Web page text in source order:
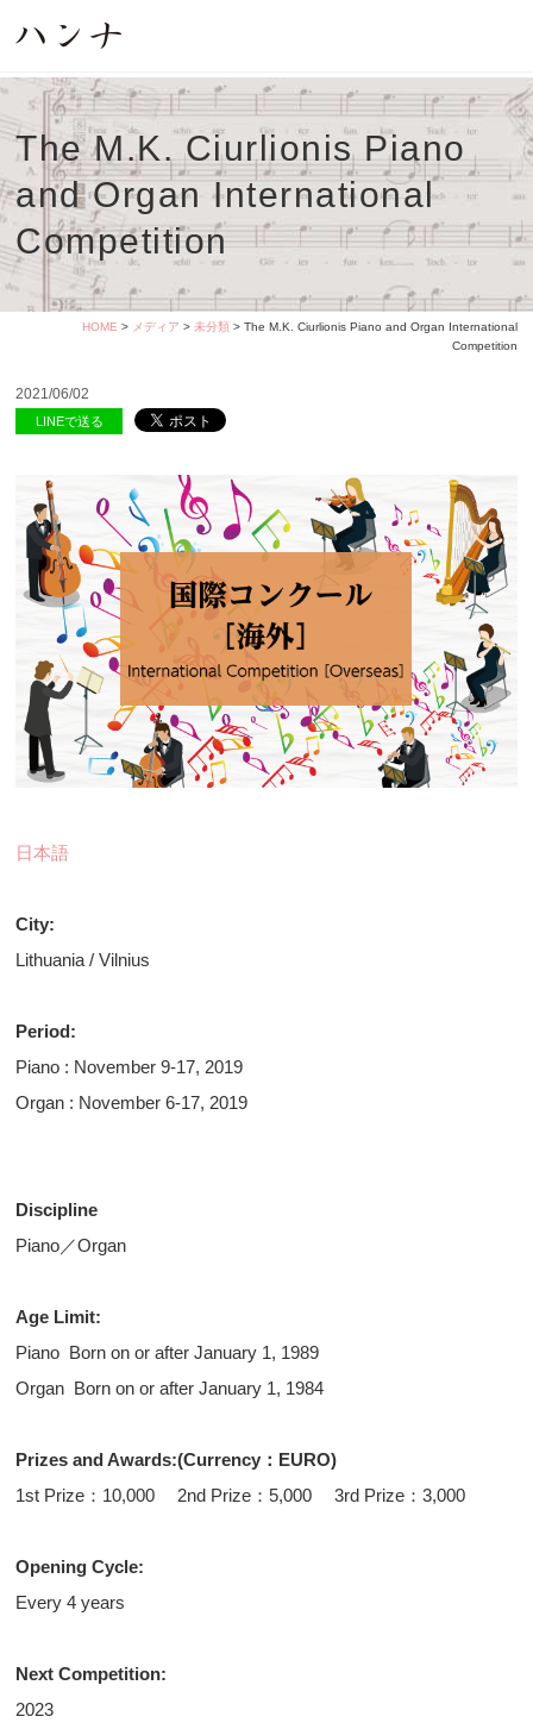
The M.K. Ciurlionis Piano
and Organ International
Competition
HOME > メディア > 未分類> The M.K. Ciurlionis Piano and Organ International
Competition
2021/06/02
LINEで送る
日本語
City:
Lithuania / Vilnius
Period:
Piano : November 9-17, 2019
Organ : November 6-17, 2019
Discipline
Piano／Organ
Age Limit:
Piano Born on or after January 1, 1989
Organ Born on or after January 1, 1984
Prizes and Awards:(Currency：EURO)
1st Prize：10,000 2nd Prize：5,000 3rd Prize：3,000
Opening Cycle:
Every 4 years
Next Competition:
2023